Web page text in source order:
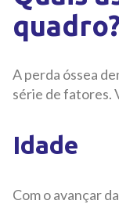
A perda óssea
série de fatores.
Idade
Com o avançar